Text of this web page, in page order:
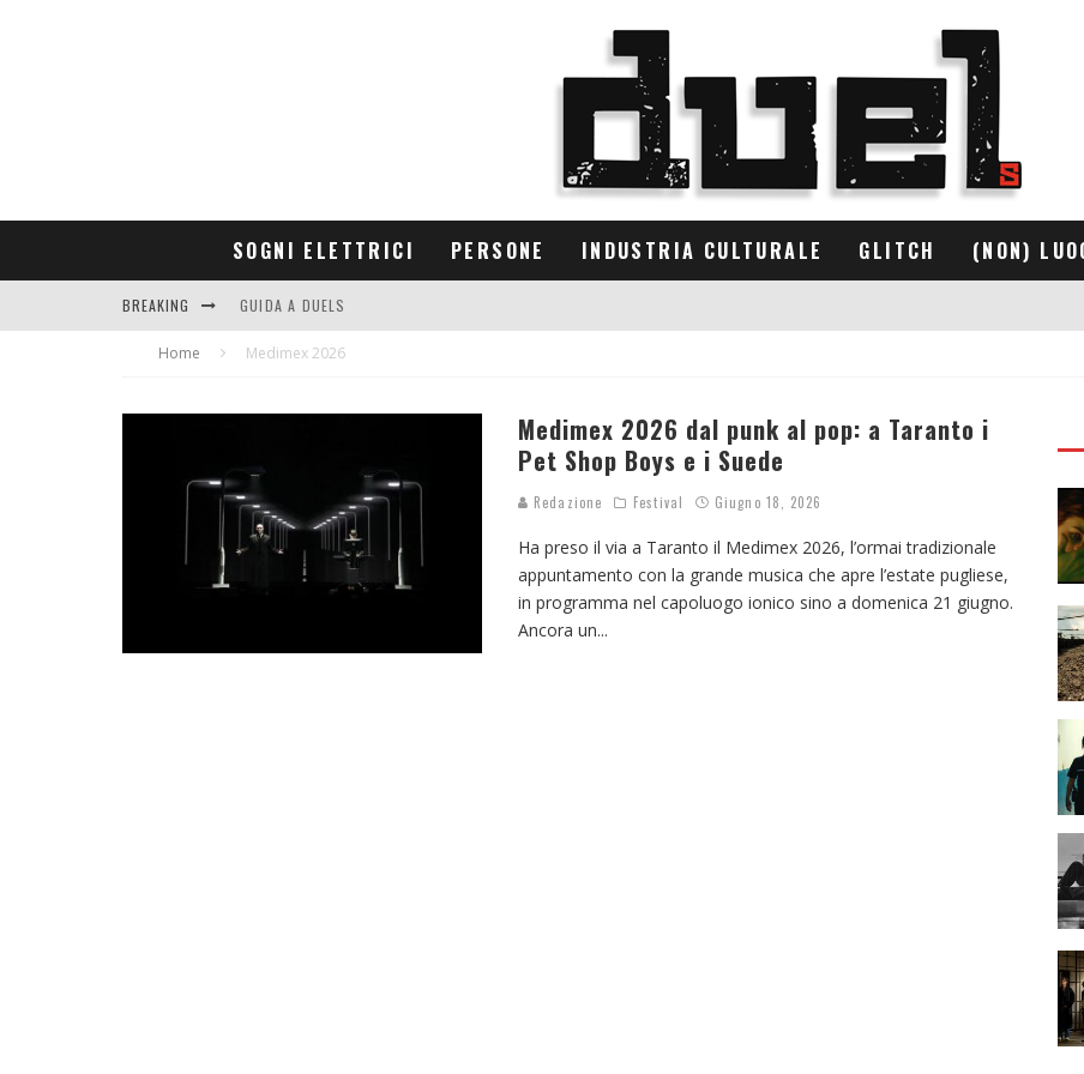
SOGNI ELETTRICI PERSONE INDUSTRIA CULTURALE GLITCH (NON)
BREAKING GUIDA A DUELS
CONTRIBUTORS
Home Medimex 2026
Medimex 2026 dal punk al pop: a Taranto i
Pet Shop Boys e i Suede
Redazione Festival Giugno 18, 2026
Ha preso il via a Taranto il Medimex 2026, l’ormai tradizionale
appuntamento con la grande musica che apre l’estate pugliese,
in programma nel capoluogo ionico sino a domenica 21 giugno.
Ancora un...